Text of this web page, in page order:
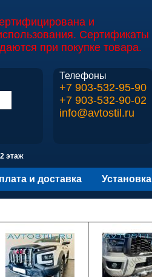
и
Сертификаты
при покупке товара.
Телефоны
+7 903-532-95-90
+7 903-532-90-02
info@avtostil.ru
этаж
и доставка Установка